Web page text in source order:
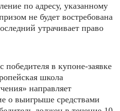
по адресу, указанному
не будет востребована
утрачивает право
победителя в купоне-заявке
школа
направляет
о выигрыше средствами